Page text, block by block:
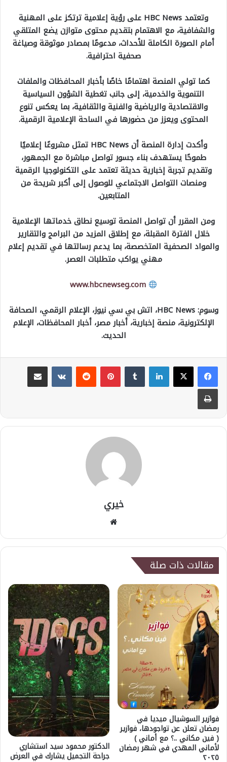
وتعتمد HBC News على رؤية إعلامية ترتكز على المهنية
والشفافية، مع الاهتمام بتقديم محتوى متوازن يضع المتلقي
أمام الصورة الكاملة للأحداث، مدعومًا بمصادر موثوقة وصياغة
صحفية احترافية.
كما تولي المنصة اهتمامًا خاصًا بأخبار المحافظات والملفات
التنموية والخدمية، إلى جانب تغطية الشؤون السياسية
والاقتصادية والرياضية والفنية والثقافية، بما يعكس تنوع
المحتوى ويعزز من حضورها في الساحة الإعلامية الرقمية.
وأكدت إدارة المنصة أن HBC News تمثل مشروعًا إعلاميًا
طموحًا يستهدف بناء جسور تواصل مباشرة مع الجمهور،
وتقديم تجربة إخبارية حديثة تعتمد على التكنولوجيا الرقمية
ومنصات التواصل الاجتماعي للوصول إلى أكبر شريحة من
المتابعين.
ومن المقرر أن تواصل المنصة توسيع نطاق خدماتها الإعلامية
خلال الفترة المقبلة، مع إطلاق المزيد من البرامج والتقارير
والمواد الصحفية المتخصصة، بما يدعم رسالتها في تقديم إعلام
مهني يواكب متطلبات العصر.
www.hbcnewseg.com
وسوم: HBC News، اتش بي سي نيوز، الإعلام الرقمي، الصحافة
الإلكترونية، منصة إخبارية، أخبار مصر، أخبار المحافظات، الإعلام
الحديث.
لينكدإن بينتيريست
مشاركة عبر البريد
طباعة
خيري
مقالات ذات صلة
فوازير السوشيال ميديا في
رمضان تعلن عن تواجودها، فوازير
( فين مكاني ..؟ مع أماني )
لأماني المهدي في شهر رمضان
٢٠٢٥
الدكتور محمود سيد استشاري
جراحة التجميل يشارك في العرض